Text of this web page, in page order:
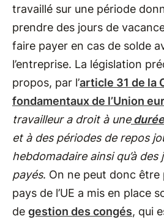
travaillé sur une période
prendre des jours de
faire payer en cas de solde
l’entreprise. La législation
propos, par l’article 31 de la
fondamentaux de l’Union
travailleur a droit à une
et à des périodes de repos
hebdomadaire ainsi qu’à
payés. On ne peut donc être
pays de l’UE a mis en place
de gestion des congés, qui